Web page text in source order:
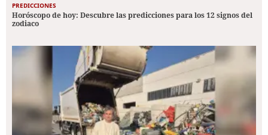
PREDICCIONES
Horóscopo de hoy: Descubre las predicciones para los 12 signos del
zodiaco